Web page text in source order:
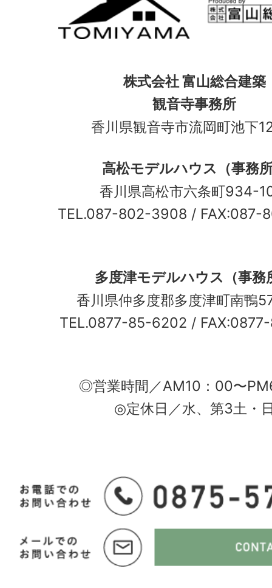
株式会社 富山総合建築
観音寺事務所
香川県観音寺市流岡町池下
高松モデルハウス（事務
香川県高松市六条町
TEL.087-802-3908 / FAX:087-
多度津モデルハウス（事務
香川県仲多度郡多度津町南
TEL.0877-85-6202 /
◎営業時間／AM10：00〜
◎定休日／水、第3土・